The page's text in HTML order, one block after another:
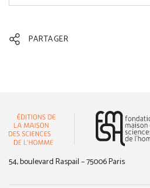
PARTAGER
54, boulevard Raspail – 75006 Paris